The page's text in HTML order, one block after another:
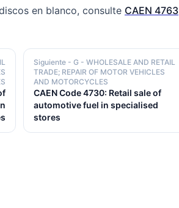
en blanco, consulte CAEN 4763
Siguiente - G - WHOLESALE AND RETAIL
TRADE; REPAIR OF MOTOR VEHICLES
AND MOTORCYCLES
CAEN Code 4730: Retail sale of
automotive fuel in specialised
stores